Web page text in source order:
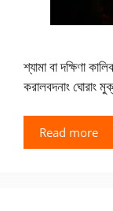
শ্যামা বা দক্ষিণা
করালবদনাং ঘোরাং
Read more